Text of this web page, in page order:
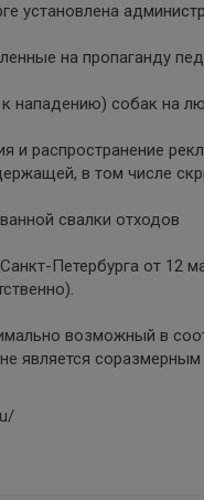
установлена
на пропаганду
нападению) собак на
и распространение
в том числе
свалки отходов
Петербурга от 12
возможный в
является